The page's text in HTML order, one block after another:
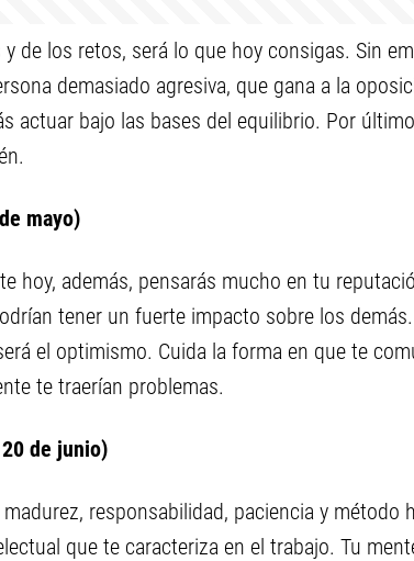
de los retos, será lo que hoy consigas. Sin
demasiado agresiva, que gana a la
actuar bajo las bases del equilibrio. Por
mayo)
hoy, además, pensarás mucho en tu
tener un fuerte impacto sobre los
el optimismo. Cuida la forma en que te
te traerían problemas.
de junio)
responsabilidad, paciencia y método
que te caracteriza en el trabajo. Tu